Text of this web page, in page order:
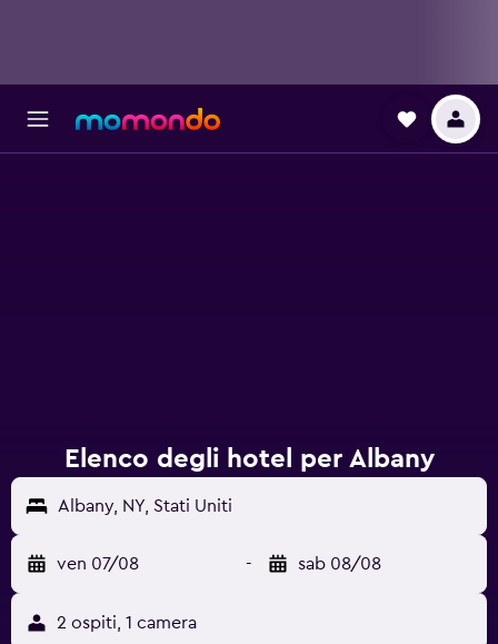
Elenco degli hotel per Albany
Albany, NY, Stati Uniti
ven 07/08 - sab 08/08
2 ospiti, 1 camera